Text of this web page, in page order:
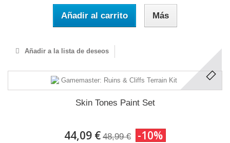
Añadir al carrito Más
Añadir a la lista de deseos
Skin Tones Paint Set
44,09 € 48,99 € -10%